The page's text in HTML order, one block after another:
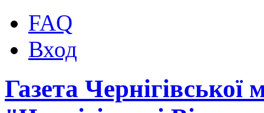
FAQ
Вход
Газета Чернігівської